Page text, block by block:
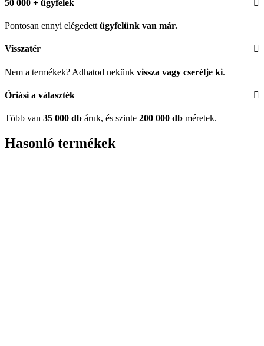
50 000 + ügyfelek
Pontosan ennyi elégedett ügyfelünk van már.
Visszatér
Nem a termékek? Adhatod nekünk vissza vagy cserélje ki.
Óriási a választék
Több van 35 000 db áruk, és szinte 200 000 db méretek.
Hasonló termékek